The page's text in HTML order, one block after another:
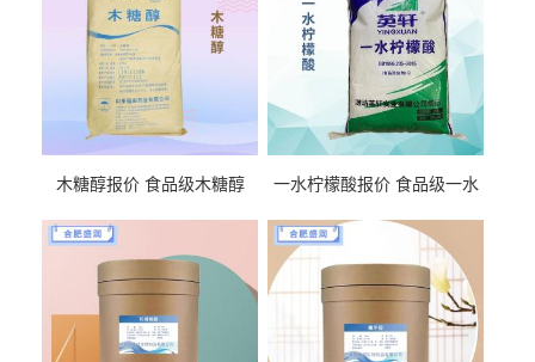
木糖醇报价 食品级木糖醇
一水柠檬酸报价 食品级一水